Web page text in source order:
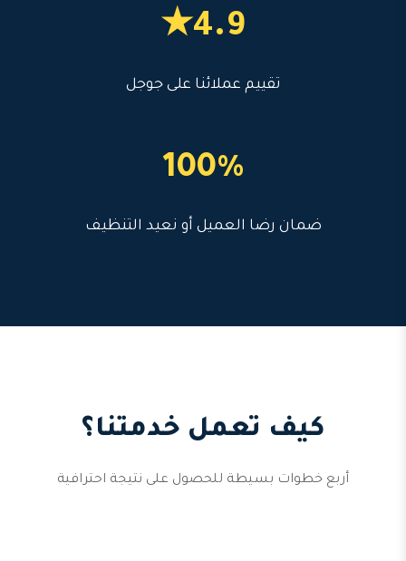
4.9★
تقييم عملائنا على جوجل
100%
ضمان رضا العميل أو نعيد التنظيف
كيف تعمل خدمتنا؟
أربع خطوات بسيطة للحصول على نتيجة احترافية